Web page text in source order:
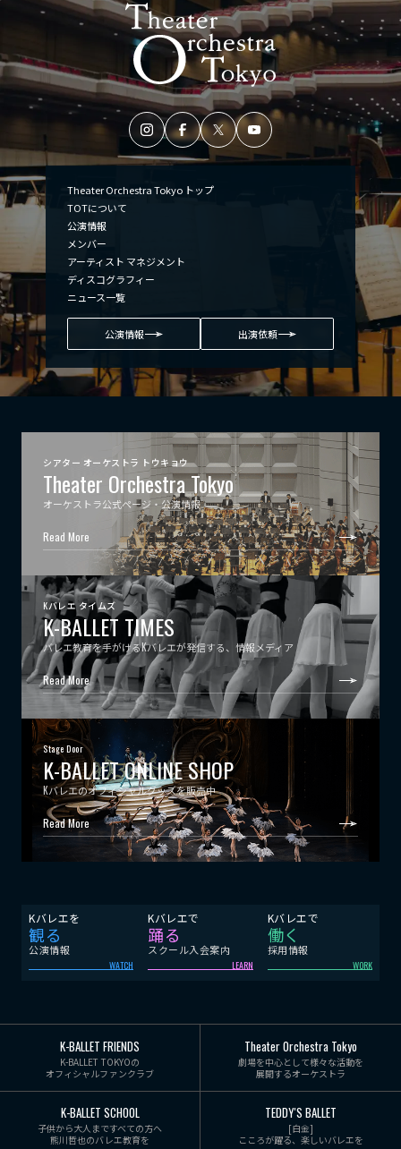
Theater Orchestra Tokyo トップ
TOTについて
公演情報
メンバー
アーティスト マネジメント
ディスコグラフィー
ニュース一覧
公演情報 出演依頼
シアター オーケストラ トウキョウ
Theater Orchestra Tokyo
オーケストラ公式ページ・公演情報
Read More
Kバレエ タイムズ
K-BALLET TIMES
バレエ教育を手がけるKバレエが発信する、情報メディア
Read More
Stage Door
K-BALLET ONLINE SHOP
Kバレエのオフィシャルグッズを販売中
Read More
Kバレエを
観る
公演情報
WATCH
Kバレエで
踊る
スクール入会案内
LEARN
Kバレエで
働く
採用情報
WORK
K-BALLET FRIENDS
K-BALLET TOKYOの
オフィシャルファンクラブ
Theater Orchestra Tokyo
劇場を中心として様々な活動を
展開するオーケストラ
K-BALLET SCHOOL
子供から大人まですべての方へ
熊川哲也のバレエ教育を
TEDDY'S BALLET
[白金]
こころが躍る、楽しいバレエを